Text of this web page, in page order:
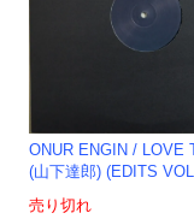
ONUR ENGIN / LOVE
(山下達郎) (EDITS
売り切れ